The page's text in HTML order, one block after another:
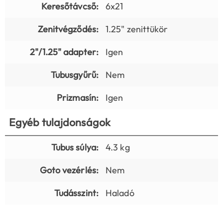
Keresőtávcső:
6x21
Zenitvégződés:
1.25" zenittükör
2"/1.25" adapter:
Igen
Tubusgyűrű:
Nem
Prizmasín:
Igen
Egyéb tulajdonságok
Tubus súlya:
4.3 kg
Goto vezérlés:
Nem
Tudásszint:
Haladó